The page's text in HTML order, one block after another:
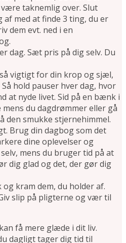
taknemlig over. Slut
af med at finde 3 ting, du er
dem evt. ned i en
dag. Sæt pris på dig selv. Du
vigtigt for din krop og sjæl,
hold pauser hver dag, hvor
at nyde livet. Sid på en bænk i
du dagdrømmer eller gå
den smukke stjernehimmel.
Brug din dagbog som det
dine oplevelser og
mens du bruger tid på at
dig glad og det, der gør dig
og kram dem, du holder af.
slip på pligterne og vær til
få mere glæde i dit liv.
dagligt tager dig tid til